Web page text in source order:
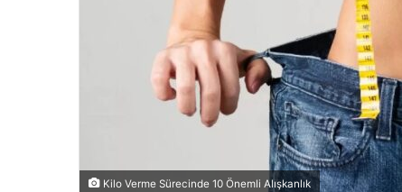
Kilo Verme Sürecinde 10 Önemli Alışkanlık